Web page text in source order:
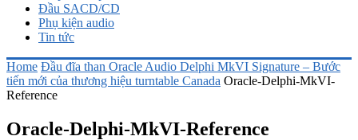
Đầu SACD/CD
Phụ kiện audio
Tin tức
Home Đầu đĩa than Oracle Audio Delphi MkVI Signature – Bước
tiến mới của thương hiệu turntable Canada Oracle-Delphi-MkVI-
Reference
Oracle-Delphi-MkVI-Reference